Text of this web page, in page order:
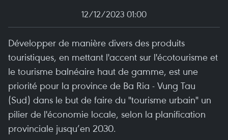
12/12/2023 01:00
Développer de manière divers des produits
touristiques, en mettant l'accent sur l'écotourisme et
le tourisme balnéaire haut de gamme, est une
priorité pour la province de Ba Ria - Vung Tau
(Sud) dans le but de faire du "tourisme urbain" un
pilier de l'économie locale, selon la planification
provinciale jusqu’en 2030.